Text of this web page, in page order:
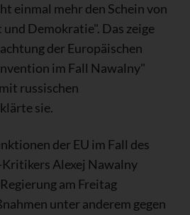
einmal mehr den Schein von
Demokratie". Das zeige
der Europäischen
im Fall Nawalny"
russischen
sie.
der EU im Fall des
Alexej Nawalny
am Freitag
unter anderem gegen